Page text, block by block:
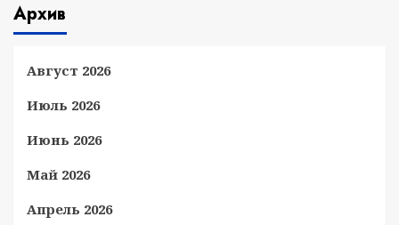
Архив
Август 2026
Июль 2026
Июнь 2026
Май 2026
Апрель 2026